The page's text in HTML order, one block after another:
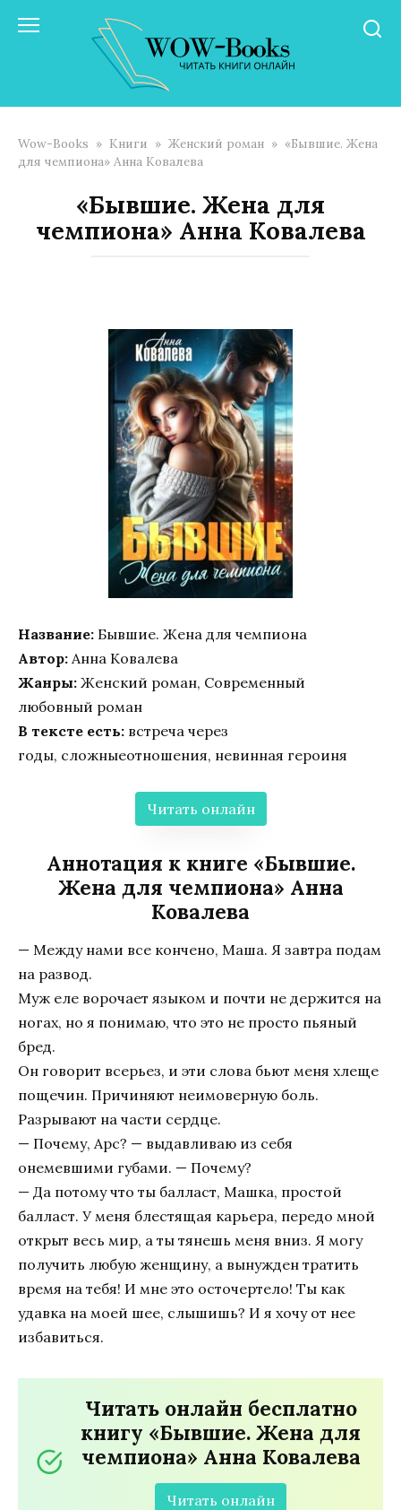
Wow-Books » Книги » Женский роман » «Бывшие. Жена
для чемпиона» Анна Ковалева
«Бывшие. Жена для
чемпиона» Анна Ковалева
Название: Бывшие. Жена для чемпиона
Автор: Анна Ковалева
Жанры: Женский роман, Современный
любовный роман
В тексте есть: встреча через
годы, сложныеотношения, невинная героиня
Читать онлайн
Аннотация к книге «Бывшие.
Жена для чемпиона» Анна
Ковалева
— Между нами все кончено, Маша. Я завтра подам
на развод.
Муж еле ворочает языком и почти не держится на
ногах, но я понимаю, что это не просто пьяный
бред.
Он говорит всерьез, и эти слова бьют меня хлеще
пощечин. Причиняют неимоверную боль.
Разрывают на части сердце.
— Почему, Арс? — выдавливаю из себя
онемевшими губами. — Почему?
— Да потому что ты балласт, Машка, простой
балласт. У меня блестящая карьера, передо мной
открыт весь мир, а ты тянешь меня вниз. Я могу
получить любую женщину, а вынужден тратить
время на тебя! И мне это осточертело! Ты как
удавка на моей шее, слышишь? И я хочу от нее
избавиться.
Читать онлайн бесплатно
книгу «Бывшие. Жена для
чемпиона» Анна Ковалева
Читать онлайн